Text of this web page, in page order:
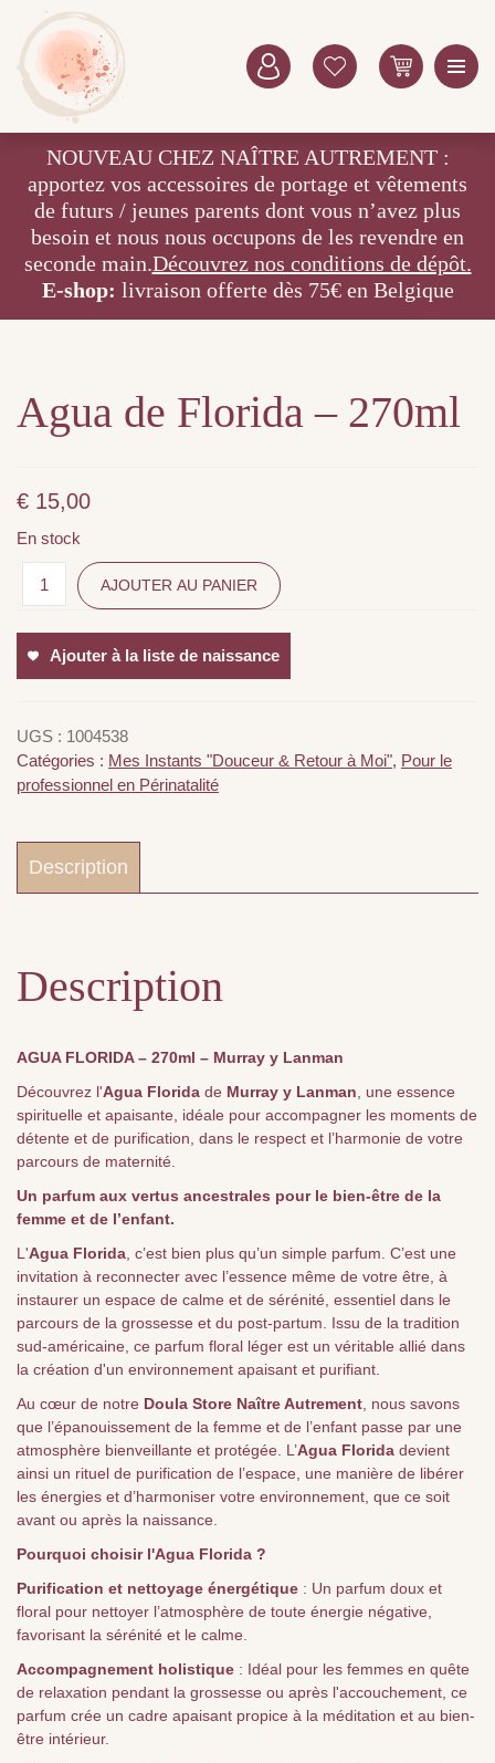
NOUVEAU CHEZ NAÎTRE AUTREMENT :
apportez vos accessoires de portage et vêtements
de futurs / jeunes parents dont vous n’avez plus
besoin et nous nous occupons de les revendre en
seconde main.Découvrez nos conditions de dépôt.
E-shop: livraison offerte dès 75€ en Belgique
Agua de Florida – 270ml
€ 15,00
En stock
AJOUTER AU PANIER
Ajouter à la liste de naissance
UGS : 1004538
Catégories : Mes Instants "Douceur & Retour à Moi", Pour le
professionnel en Périnatalité
Description
Description
AGUA FLORIDA – 270ml – Murray y Lanman
Découvrez l'Agua Florida de Murray y Lanman , une essence
spirituelle et apaisante, idéale pour accompagner les moments de
détente et de purification, dans le respect et l’harmonie de votre
parcours de maternité.
Un parfum aux vertus ancestrales pour le bien-être de la
femme et de l’enfant.
L'Agua Florida , c’est bien plus qu’un simple parfum. C’est une
invitation à reconnecter avec l’essence même de votre être, à
instaurer un espace de calme et de sérénité, essentiel dans le
parcours de la grossesse et du post-partum. Issu de la tradition
sud-américaine, ce parfum floral léger est un véritable allié dans
la création d'un environnement apaisant et purifiant.
Au cœur de notre Doula Store Naître Autrement , nous savons
que l’épanouissement de la femme et de l’enfant passe par une
atmosphère bienveillante et protégée. L’Agua Florida devient
ainsi un rituel de purification de l’espace, une manière de libérer
les énergies et d’harmoniser votre environnement, que ce soit
avant ou après la naissance.
Pourquoi choisir l'Agua Florida ?
Purification et nettoyage énergétique : Un parfum doux et
floral pour nettoyer l’atmosphère de toute énergie négative,
favorisant la sérénité et le calme.
Accompagnement holistique : Idéal pour les femmes en quête
de relaxation pendant la grossesse ou après l'accouchement, ce
parfum crée un cadre apaisant propice à la méditation et au bien-
être intérieur.